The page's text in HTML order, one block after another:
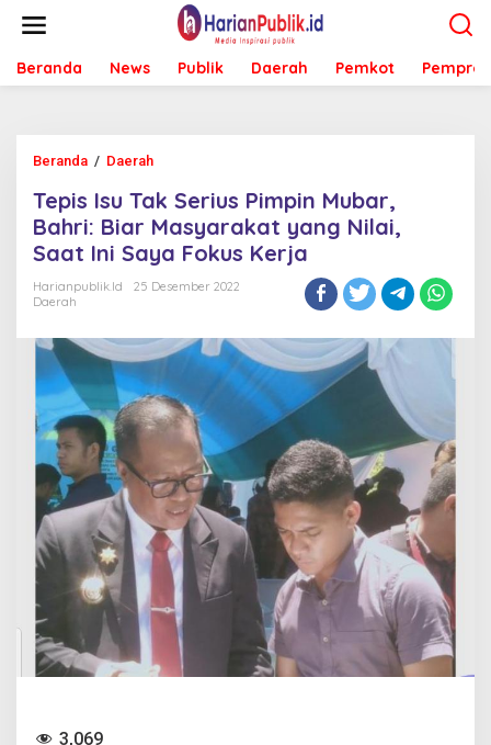
t
Beranda News Publik Daerah Pemkot Pemprov
Beranda / Daerah
p
i
s
I
s
a
k
S
e
r
s
P
m
p
M
a
Tepis Isu Tak Serius Pimpin Mubar,
Bahri: Biar Masyarakat yang Nilai,
Saat Ini Saya Fokus Kerja
Harianpublik.id
25 Desember 2022
Daerah
3,069